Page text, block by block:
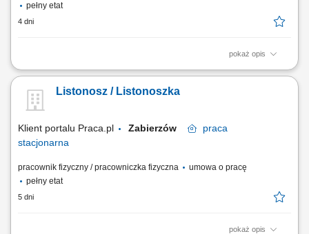
pełny etat
4 dni
pokaż opis
Rodzaj zatrudnienia: umowa o pracę, cały etat, praca od poniedziałku
doręczenia, doręczanie listów, paczek i przekazów pieniężnych,
bezpośrednia obsługa klientów, w tym sprzedaż produktów i usług,
Listonosz / Listonoszka
Klient portalu Praca.pl Zabierzów
praca
stacjonarna
pracownik fizyczny / pracowniczka fizyczna
umowa o pracę
pełny etat
5 dni
pokaż opis